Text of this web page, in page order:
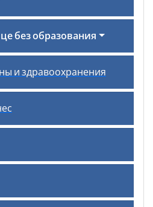
без образования
и здравоохранения